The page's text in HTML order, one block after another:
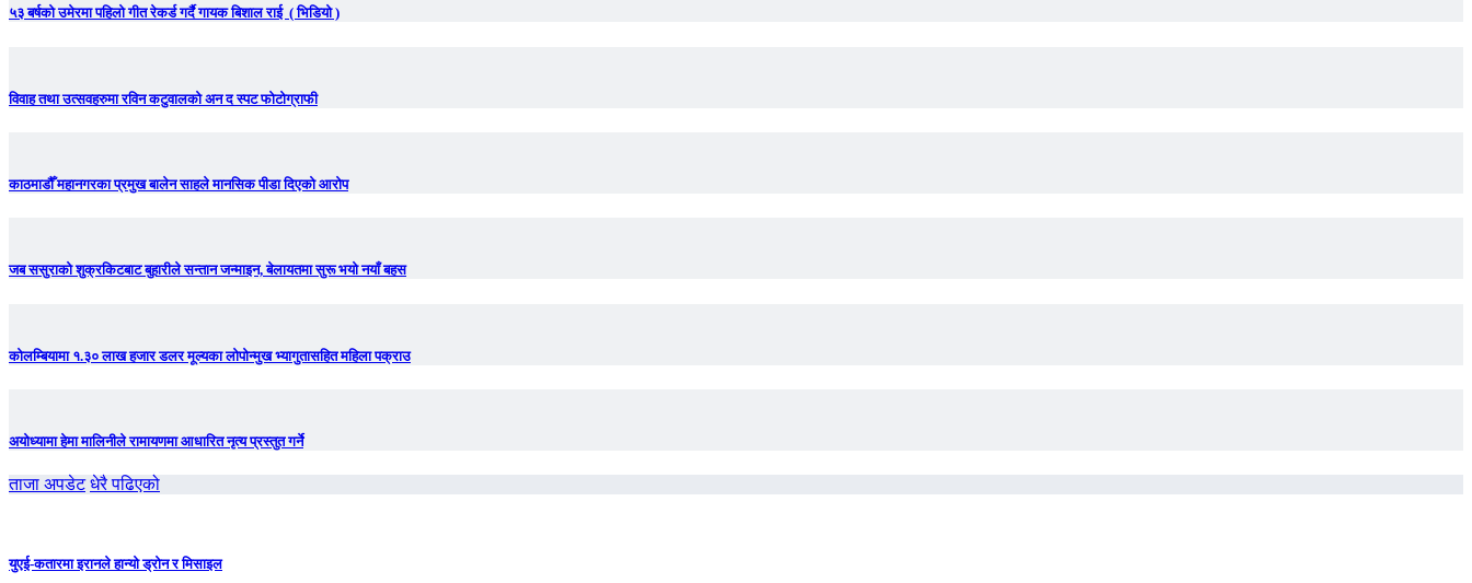
५३ बर्षको उमेरमा पहिलो गीत रेकर्ड गर्दै गायक बिशाल राई ( भिडियो )
विवाह तथा उत्सवहरुमा रविन कटुवालको अन द स्पट फोटोग्राफी
काठमाडौँ महानगरका प्रमुख बालेन साहले मानसिक पीडा दिएको आरोप
जब ससुराको शुक्रकिटबाट बुहारीले सन्तान जन्माइन, बेलायतमा सुरू भयो नयाँ बहस
कोलम्बियामा १.३० लाख हजार डलर मूल्यका लोपोन्मुख भ्यागुतासहित महिला पक्राउ
अयोध्यामा हेमा मालिनीले रामायणमा आधारित नृत्य प्रस्तुत गर्ने
ताजा अपडेट धेरै पढिएको
युएई-कतारमा इरानले हान्यो ड्रोन र मिसाइल